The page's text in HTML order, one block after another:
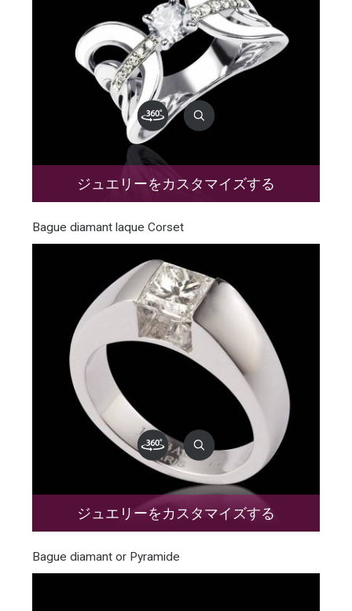
ジュエリーをカスタマイズする
Bague diamant laque Corset
ジュエリーをカスタマイズする
Bague diamant or Pyramide